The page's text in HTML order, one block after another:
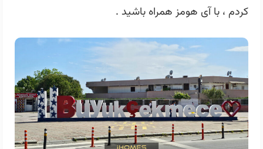
کردم ، با آی هومز همراه باشید .